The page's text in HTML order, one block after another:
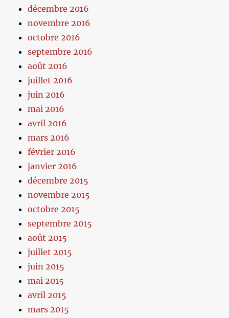
décembre 2016
novembre 2016
octobre 2016
septembre 2016
août 2016
juillet 2016
juin 2016
mai 2016
avril 2016
mars 2016
février 2016
janvier 2016
décembre 2015
novembre 2015
octobre 2015
septembre 2015
août 2015
juillet 2015
juin 2015
mai 2015
avril 2015
mars 2015